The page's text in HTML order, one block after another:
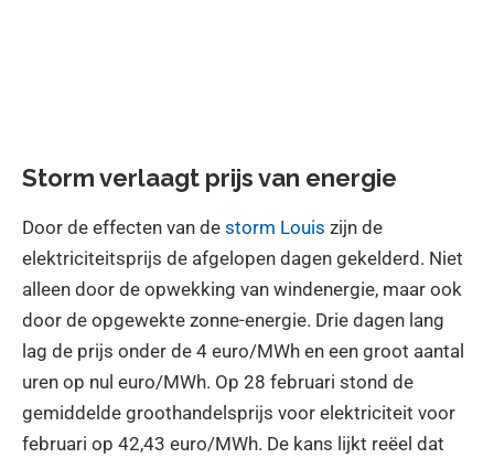
Storm verlaagt prijs van energie
Door de effecten van de storm Louis zijn de
elektriciteitsprijs de afgelopen dagen gekelderd. Niet
alleen door de opwekking van windenergie, maar ook
door de opgewekte zonne-energie. Drie dagen lang
lag de prijs onder de 4 euro/MWh en een groot aantal
uren op nul euro/MWh. Op 28 februari stond de
gemiddelde groothandelsprijs voor elektriciteit voor
februari op 42,43 euro/MWh. De kans lijkt reëel dat